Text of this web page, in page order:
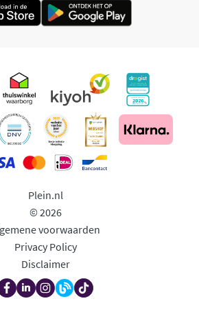
Plein.nl
© 2026
voorwaarden
Privacy Policy
Disclaimer